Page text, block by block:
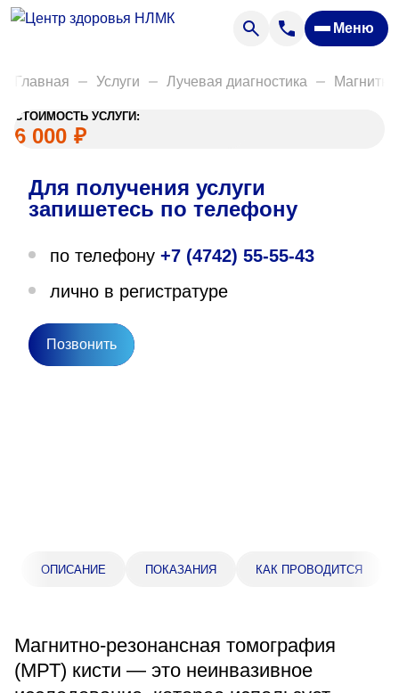
Меню
Анализы
Акции
Пациентам
Вакансии
О нас
Направления деятельности
Центр здоровья НЛМК
Понедельник — пятница 7:30–20:00
Суббота 08:00–16:00
Главная Услуги Лучевая диагностика
ОПИСАНИЕ ПОКАЗАНИЯ КАК ПРОВОДИТСЯ
Магнитно-резонансная томография
(МРТ) кисти — это неинвазивное
СТОИМОСТЬ УСЛУГИ:
6 000 ₽
Для получения услуги
запишетесь по телефону
по телефону +7 (4742) 55-55-43
лично в регистратуре
Позвонить